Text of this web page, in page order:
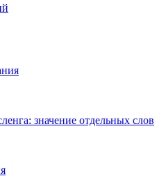
значение отдельных слов